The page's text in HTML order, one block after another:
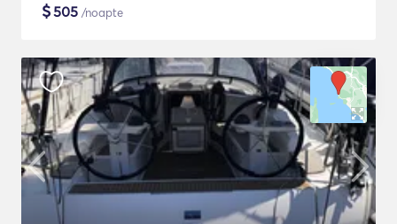
$505 /noapte